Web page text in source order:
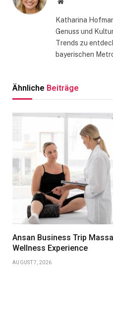
Katharina
Genuss und
Trends zu
bayerischen
Ähnliche Beiträge
Ansan Business Trip
Wellness Experience
AUGUST 7, 2026